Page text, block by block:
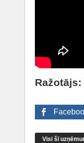
Ražotājs:
Visi šī